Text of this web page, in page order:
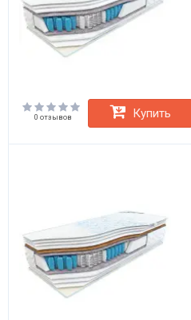
0 отзывов Купить